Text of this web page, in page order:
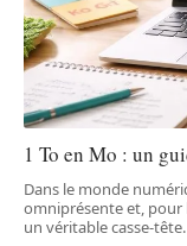
1 To en Mo : un
Dans le monde
omniprésente et, pour
un véritable casse-